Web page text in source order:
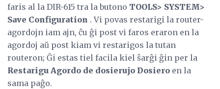
faris al la DIR-615 tra la butono TOOLS> SYSTEM>
Save Configuration . Vi povas restarigi la router-
agordojn iam ajn, ĉu ĝi post vi faros eraron en la
agordoj aŭ post kiam vi restarigos la tutan
routeron; Ĝi estas tiel facila kiel ŝarĝi ĝin per la
Restarigu Agordo de dosierujo Dosiero en la
sama paĝo.